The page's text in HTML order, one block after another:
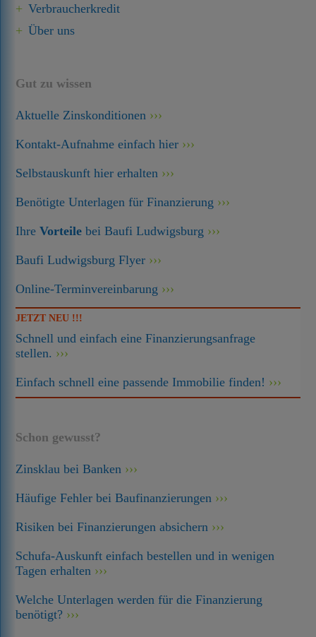
Verbraucherkredit
Über uns
Gut zu wissen
Aktuelle Zinskonditionen
Kontakt-Aufnahme einfach hier
Selbstauskunft hier erhalten
Benötigte Unterlagen für Finanzierung
IhreVorteile bei Baufi Ludwigsburg
Baufi Ludwigsburg Flyer
Online-Terminvereinbarung
JETZT NEU !!!
Schnell und einfach eine Finanzierungsanfrage
stellen.
Einfach schnell eine passende Immobilie finden!
Schon gewusst?
Zinsklau bei Banken
Häufige Fehler bei Baufinanzierungen
Risiken bei Finanzierungen absichern
Schufa-Auskunft einfach bestellen und in wenigen
Tagen erhalten
Welche Unterlagen werden für die Finanzierung
benötigt?